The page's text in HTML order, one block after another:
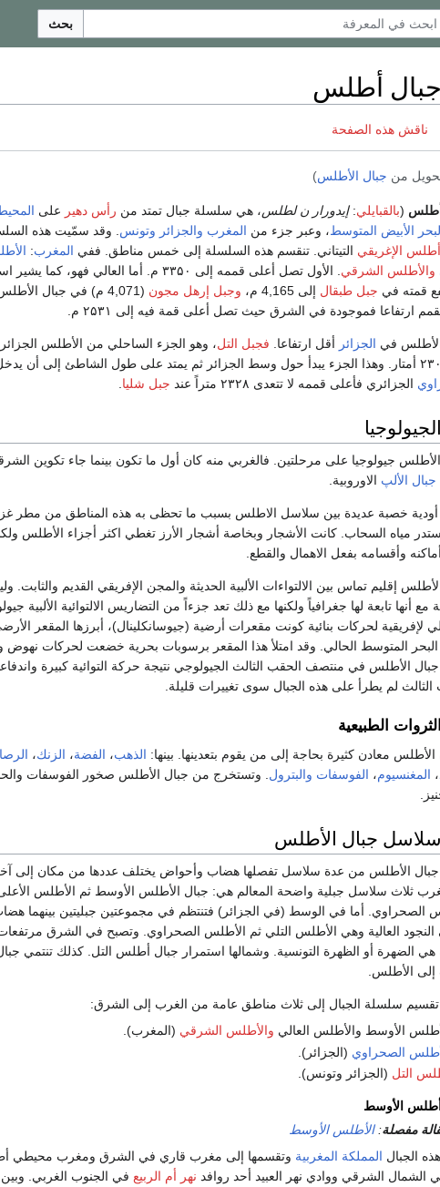
بحث
جبال أطلس
ناقش هذه الصفحة
من جبال الأطلس)
(بالقبايلي:إيدورار ن لطلس، هي سلسلة جبال تمتد من رأس دهير على
الأبيض المتوسط، وعبر جزء من المغرب والجزائر وتونس . وقد سمّيت هذه
أطلس الإغريقي التيتاني. تنقسم هذه السلسلة إلى خمس مناطق. ففي المغرب:
والأطلس الشرقي
. الأول تصل أعلى قممه إلى ۳۳۵۰ م. أما
قمته في جبل طبقال إلى 4,165 م، وجبل إرهل مجون
(4,071 م) في جبال
ارتفاعا فموجودة في الشرق حيث تصل أعلى قمة فيه إلى ۲۵۳۱ م.
في الجزائر أقل ارتفاعا. فجبل التل، وهو الجزء الساحلي من الأطلس
الجزائري فأعلى قممه لا تتعدى ۲۳۲۸ متراً عند جبل شليا
الجيولوجيا
جيولوجيا على مرحلتين. فالغربي منه كان أول ما تكون بينما جاء تكوين
جبال الألپ الاوروبية.
أودية خصبة عديدة بين سلاسل الاطلس بسبب ما تحظى به هذه المناطق من مطر
مياه السحاب. كانت الأشجار وبخاصة أشجار الأرز تغطي اكثر أجزاء الأطلس
وأقسامه بفعل الاهمال والقطع.
إقليم تماس بين الالتواءات الألبية الحديثة والمجن الإفريقي القديم والثابت.
مع أنها تابعة لها جغرافياً ولكنها مع ذلك تعد جزءاً من التضاريس الالتوائية الألبية
لإفريقية لحركات بنائية كونت مقعرات أرضية (جيوسانكلينال)، أبرزها المقعر
المتوسط الحالي. وقد امتلأ هذا المقعر برسوبات بحرية خضعت لحركات
الأطلس في منتصف الحقب الثالث الجيولوجي نتيجة حركة التوائية كبيرة
الثالث لم يطرأ على هذه الجبال سوى تغييرات قليلة.
الثروات الطبيعية
معادن كثيرة بحاجة إلى من يقوم بتعدينها. بينها: الذهب، الفضة، الزنك،
، المغنسيوم، الفوسفات والبترول . وتستخرج من جبال الأطلس صخور الفوسفات
سلاسل جبال الأطلس
جبال الأطلس من عدة سلاسل تفصلها هضاب وأحواض يختلف عددها من مكان إلى
ثلاث سلاسل جبلية واضحة المعالم هي: جبال الأطلس الأوسط ثم الأطلس
الصحراوي. أما في الوسط (في الجزائر) فتنتظم في مجموعتين جبليتين بينهما
العالية وهي الأطلس التلي ثم الأطلس الصحراوي. وتصبح في الشرق
هي الضهرة أو الظهرة التونسية. وشمالها استمرار جبال أطلس التل. كذلك تنتمي
إلى الأطلس.
سلسلة الجبال إلى ثلاث مناطق عامة من الغرب إلى الشرق:
الأوسط والأطلس العالي والأطلس الشرقي (المغرب).
الصحراوي (الجزائر).
التل (الجزائر وتونس).
أطلس الأوسط
مفصلة:الأطلس الأوسط
الجبال المملكة المغربية وتقسمها إلى مغرب قاري في الشرق ومغرب محيطي
الشمال الشرقي ووادي نهر العبيد أحد روافد نهر أم الربيع في الجنوب الغربي. وبين